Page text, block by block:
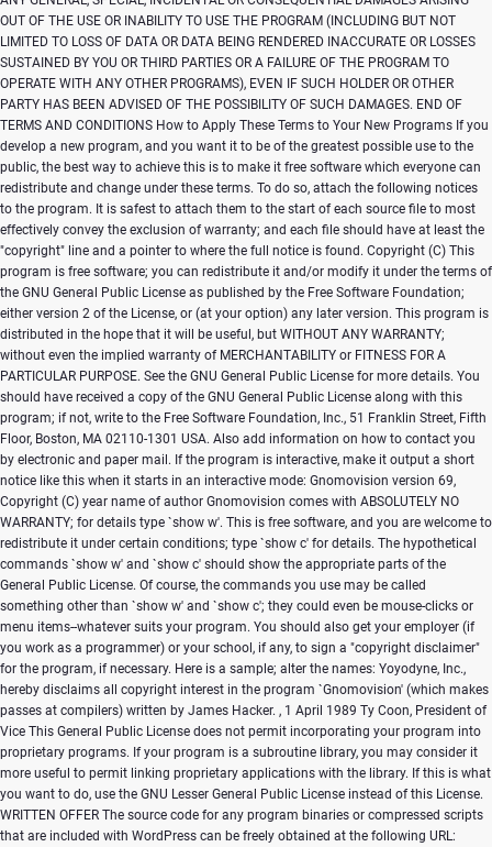
Copyright (C) This
program is free software; you can redistribute it and/or modify it under the terms of
the GNU General Public License as published by the Free Software Foundation;
either version 2 of the License, or (at your option) any later version. This program is
distributed in the hope that it will be useful, but WITHOUT ANY WARRANTY;
without even the implied warranty of MERCHANTABILITY or FITNESS FOR A
PARTICULAR PURPOSE. See the GNU General Public License for more details. You
should have received a copy of the GNU General Public License along with this
program; if not, write to the Free Software Foundation, Inc., 51 Franklin Street, Fifth
Floor, Boston, MA 02110-1301 USA. Also add information on how to contact you
by electronic and paper mail. If the program is interactive, make it output a short
notice like this when it starts in an interactive mode: Gnomovision version 69,
Copyright (C) year name of author Gnomovision comes with ABSOLUTELY NO
WARRANTY; for details type `show w'. This is free software, and you are welcome to
redistribute it under certain conditions; type `show c' for details. The hypothetical
commands `show w' and `show c' should show the appropriate parts of the
General Public License. Of course, the commands you use may be called
something other than `show w' and `show c'; they could even be mouse-clicks or
menu items--whatever suits your program. You should also get your employer (if
you work as a programmer) or your school, if any, to sign a "copyright disclaimer"
for the program, if necessary. Here is a sample; alter the names: Yoyodyne, Inc.,
hereby disclaims all copyright interest in the program `Gnomovision' (which makes
passes at compilers) written by James Hacker. , 1 April 1989 Ty Coon, President of
Vice This General Public License does not permit incorporating your program into
proprietary programs. If your program is a subroutine library, you may consider it
more useful to permit linking proprietary applications with the library. If this is what
you want to do, use the GNU Lesser General Public License instead of this License.
WRITTEN OFFER The source code for any program binaries or compressed scripts
that are included with WordPress can be freely obtained at the following URL: